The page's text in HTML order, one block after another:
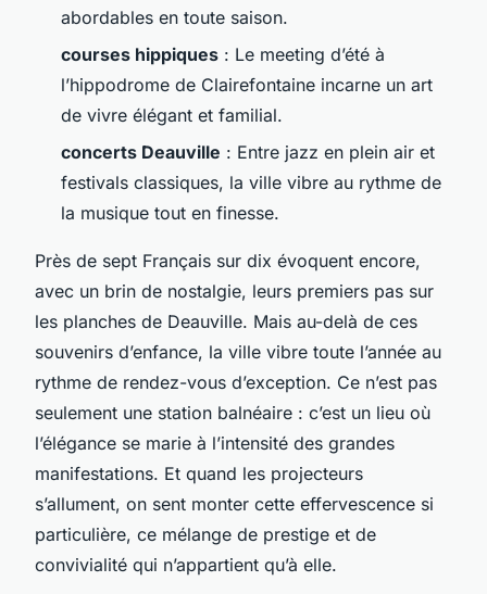
abordables en toute saison.
courses hippiques : Le meeting d’été à
l’hippodrome de Clairefontaine incarne un art
de vivre élégant et familial.
concerts Deauville : Entre jazz en plein air et
festivals classiques, la ville vibre au rythme de
la musique tout en finesse.
Près de sept Français sur dix évoquent encore,
avec un brin de nostalgie, leurs premiers pas sur
les planches de Deauville. Mais au-delà de ces
souvenirs d’enfance, la ville vibre toute l’année au
rythme de rendez-vous d’exception. Ce n’est pas
seulement une station balnéaire : c’est un lieu où
l’élégance se marie à l’intensité des grandes
manifestations. Et quand les projecteurs
s’allument, on sent monter cette effervescence si
particulière, ce mélange de prestige et de
convivialité qui n’appartient qu’à elle.